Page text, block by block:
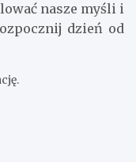
nasze myśli i
dzień od